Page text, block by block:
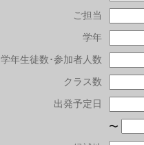
ご担当
学年
学年生徒数･参加者人数
クラス数
出発予定日
〜